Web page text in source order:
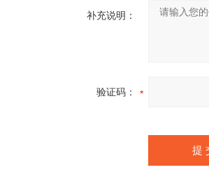
补充说明：
验证码：